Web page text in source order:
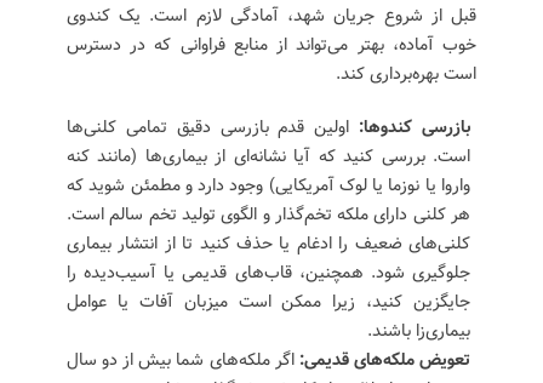
قبل از شروع جریان شهد، آمادگی لازم است. یک کندوی
خوب آماده، بهتر می‌تواند از منابع فراوانی که در دسترس
است بهره‌برداری کند.
بازرسی کندوها: اولین قدم بازرسی دقیق تمامی کلنی‌ها
است. بررسی کنید که آیا نشانه‌ای از بیماری‌ها (مانند کنه
واروا یا نوزما یا لوک آمریکایی) وجود دارد و مطمئن شوید که
هر کلنی دارای ملکه تخم‌گذار و الگوی تولید تخم سالم است.
کلنی‌های ضعیف را ادغام یا حذف کنید تا از انتشار بیماری
جلوگیری شود. همچنین، قاب‌های قدیمی یا آسیب‌دیده را
جایگزین کنید، زیرا ممکن است میزبان آفات یا عوامل
بیماری‌زا باشند.
تعویض ملکه‌های قدیمی: اگر ملکه‌های شما بیش از دو سال